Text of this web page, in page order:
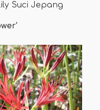
Suci Jepang